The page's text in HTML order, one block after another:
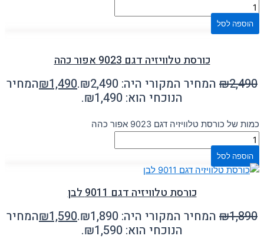
הוספה לסל
כורסת טלוויזיה דגם 9023 אפור כהה
₪2,490 המחיר המקורי היה: ₪2,490. ₪1,490
המחיר
הנוכחי הוא: ₪1,490.
כמות של כורסת טלוויזיה דגם 9023 אפור כהה
הוספה לסל
כורסת טלוויזיה דגם 9011 לבן
₪1,890 המחיר המקורי היה: ₪1,890. ₪1,590
המחיר
הנוכחי הוא: ₪1,590.